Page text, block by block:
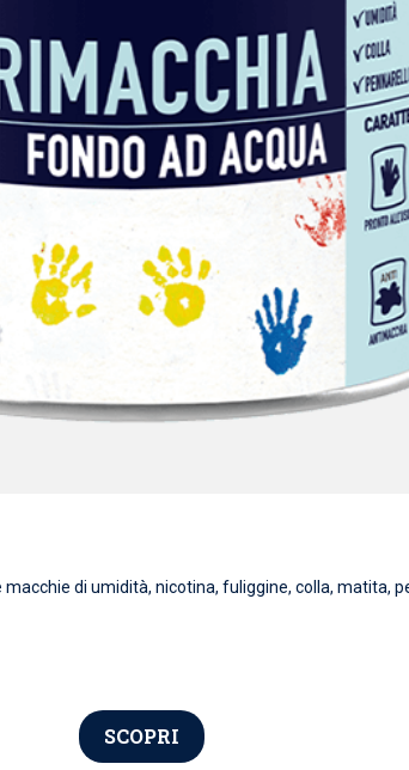
di umidità, nicotina, fuliggine, colla, matita,
SCOPRI